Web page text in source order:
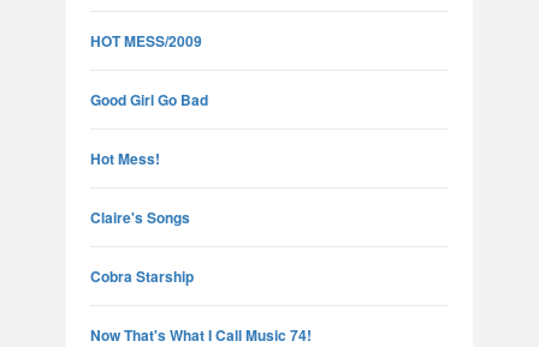
HOT MESS/2009
Good Girl Go Bad
Hot Mess!
Claire's Songs
Cobra Starship
Now That's What I Call Music 74!